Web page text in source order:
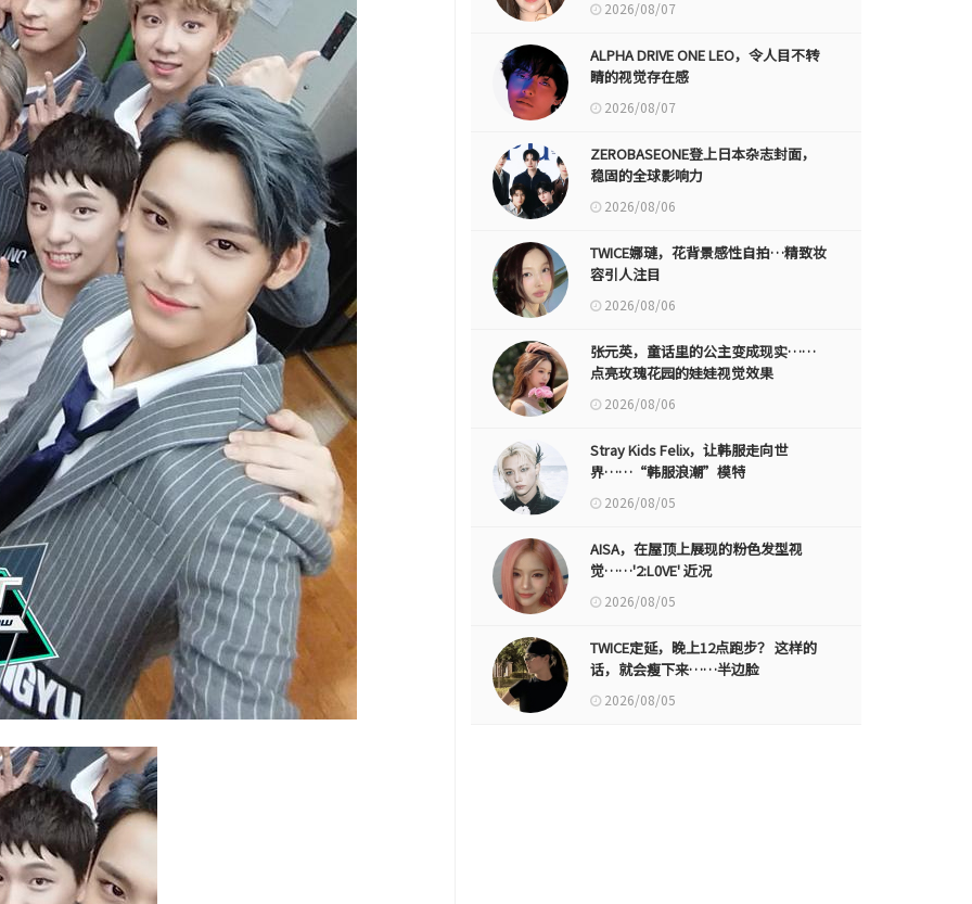
2026/08/07
ALPHA DRIVE ONE LEO，令人目不转
睛的视觉存在感
2026/08/07
ZEROBASEONE登上日本杂志封面，
稳固的全球影响力
2026/08/06
TWICE娜璉，花背景感性自拍…精致妆
容引人注目
2026/08/06
张元英，童话里的公主变成现实……
点亮玫瑰花园的娃娃视觉效果
2026/08/06
Stray Kids Felix，让韩服走向世
界……“韩服浪潮”模特
2026/08/05
AISA，在屋顶上展现的粉色发型视
觉……'2:L0VE' 近况
2026/08/05
TWICE定延，晚上12点跑步？ 这样的
话，就会瘦下来……半边脸
2026/08/05